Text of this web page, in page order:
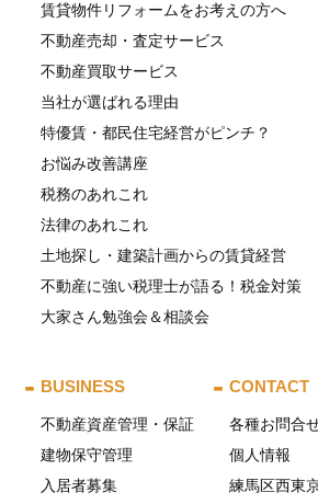
賃貸物件リフォームをお考えの方へ
不動産売却・査定サービス
不動産買取サービス
当社が選ばれる理由
特優賃・都民住宅経営がピンチ？
お悩み改善講座
税務のあれこれ
法律のあれこれ
土地探し・建築計画からの賃貸経営
不動産に強い税理士が語る！税金対策
大家さん勉強会＆相談会
BUSINESS
不動産資産管理・保証
建物保守管理
入居者募集
CONTACT
各種お問合
個人情報
練馬区西東